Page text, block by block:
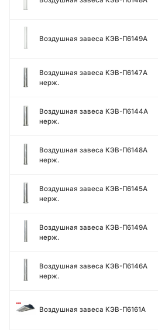
Воздушная завеса КЭВ-П6149A
Воздушная завеса КЭВ-П6147A
нерж.
Воздушная завеса КЭВ-П6144A
нерж.
Воздушная завеса КЭВ-П6148A
нерж.
Воздушная завеса КЭВ-П6145A
нерж.
Воздушная завеса КЭВ-П6149A
нерж.
Воздушная завеса КЭВ-П6146A
нерж.
Воздушная завеса КЭВ-П6161А